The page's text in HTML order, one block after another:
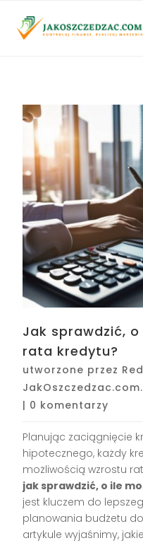
Jak sprawdzić,
rata kredytu?
utworzone przez
| 0 komentarzy
Planując zaciągnięcie
hipotecznego, każdy
możliwością wzrostu
jak sprawdzić, o ile
jest kluczem do
planowania budżetu
artykule wyjaśnimy,